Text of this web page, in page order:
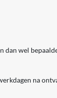
wel
na